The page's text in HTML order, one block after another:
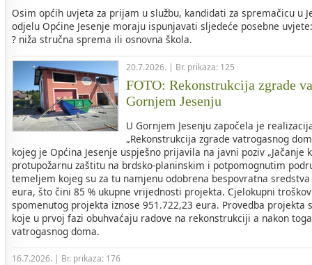
Osim općih uvjeta za prijam u službu, kandidati za spremačicu u
odjelu Općine Jesenje moraju ispunjavati sljedeće posebne uvjete:
? niža stručna sprema ili osnovna škola.
20.7.2026. | Br. prikaza: 125
FOTO: Rekonstrukcija zgrade
Gornjem Jesenju
U Gornjem Jesenju započela je
„Rekonstrukcija zgrade vatrogasnog
kojeg je Općina Jesenje uspješno prijavila na javni poziv „Jačanje
protupožarnu zaštitu na brdsko-planinskim i potpomognutim
temeljem kojeg su za tu namjenu odobrena bespovratna
eura, što čini 85 % ukupne vrijednosti projekta. Cjelokupni
spomenutog projekta iznose 951.722,23 eura. Provedba projekta
koje u prvoj fazi obuhvaćaju radove na rekonstrukciji a nakon
vatrogasnog doma.
16.7.2026. | Br. prikaza: 176